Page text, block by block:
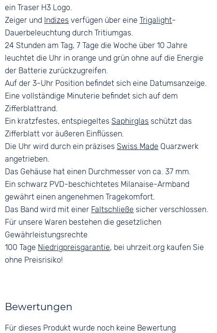
ein Traser H3 Logo.
Zeiger und Indizes verfügen über eineTrigalight-
Dauerbeleuchtung durch Tritiumgas.
24 Stunden am Tag, 7 Tage die Woche über 10 Jahre
leuchtet die Uhr in orange und grün ohne auf die Energie
der Batterie zurückzugreifen.
Auf der 3-Uhr Position befindet sich eine Datumsanzeige.
Eine vollständige Minuterie befindet sich auf dem
Zifferblattrand.
Ein kratzfestes, entspiegeltesSaphirglas schützt das
Zifferblatt vor äußeren Einflüssen.
Die Uhr wird durch ein präzisesSwiss Made Quarzwerk
angetrieben.
Das Gehäuse hat einen Durchmesser von ca. 37 mm.
Ein schwarz PVD-beschichtetes Milanaise-Armband
gewährt einen angenehmen Tragekomfort.
Das Band wird mit einer Faltschließe sicher verschlossen.
Für unsere Waren bestehen die gesetzlichen
Gewährleistungsrechte
100 Tage Niedrigpreisgarantie, bei uhrzeit.org kaufen Sie
ohne Preisrisiko!
Bewertungen
Für dieses Produkt wurde noch keine Bewertung